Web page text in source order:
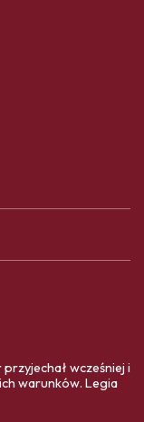
wcześniej i
warunków. Legia